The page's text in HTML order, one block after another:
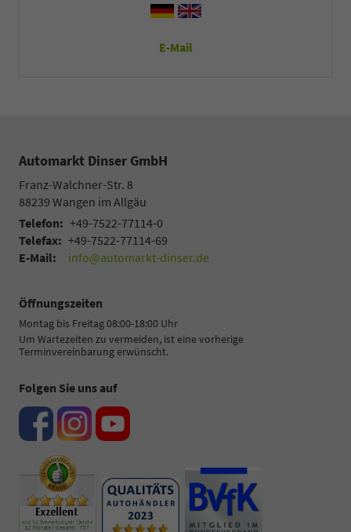
E-Mail
Automarkt Dinser GmbH
Franz-Walchner-Str. 8
88239 Wangen im Allgäu
Telefon: +49-7522-77114-0
Telefax: +49-7522-77114-69
E-Mail:
info@automarkt-dinser.de
Öffnungszeiten
Montag bis Freitag 08:00-18:00 Uhr
Um Wartezeiten zu vermeiden, ist eine vorherige
Terminvereinbarung erwünscht.
Folgen Sie uns auf